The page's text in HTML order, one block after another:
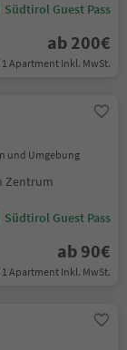
Südtirol Guest Pass
ab 200€
1 Apartment Inkl. MwSt.
und Umgebung
Zentrum
Südtirol Guest Pass
ab 90€
1 Apartment Inkl. MwSt.